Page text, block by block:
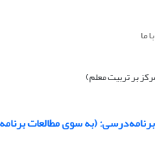
ما
(به سوی مطالعات